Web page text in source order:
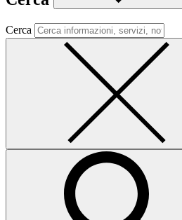
Cerca